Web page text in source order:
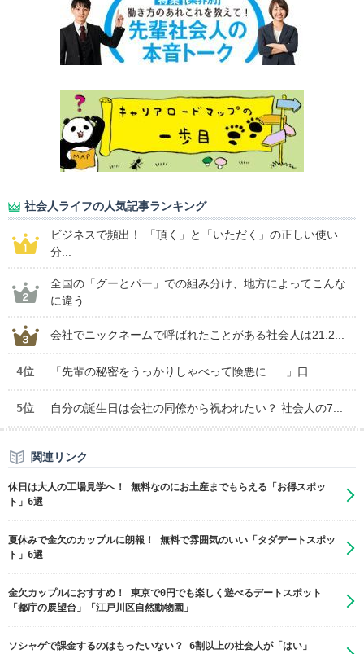
社会人ライフの人気記事ランキング
ビジネスで頻出！ 「頂く」と「いただく」の正しい使い
分...
全国の「グーとパー」での組み分け、地方によってこんな
に違う
会社でニックネームで呼ばれたことがある社会人は21.2...
4位 「先輩の秘密をうっかりしゃべって険悪に......」口...
5位 自分の誕生日は会社の同僚から祝われたい？ 社会人の7...
関連リンク
休日は大人の工場見学へ！ 無料なのにお土産までもらえる「お得スポッ
ト」6選
夏休みで金欠のカップルに朗報！ 無料で雰囲気のいい「タダデートスポッ
ト」6選
金欠カップルにおすすめ！ 東京で0円でも楽しく遊べるデートスポット
「都庁の展望台」「江戸川区自然動物園」
ソシャゲで課金するのはもったいない？ 6割以上の社会人が「はい」